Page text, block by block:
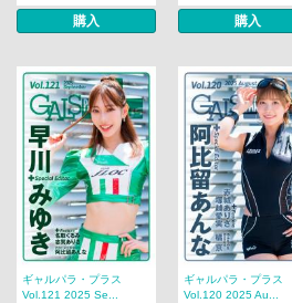
購入 購入
ギャルパラ・プラス
Vol.121 2025 Se...
ギャルパラ・プラス
Vol.120 2025 Au...